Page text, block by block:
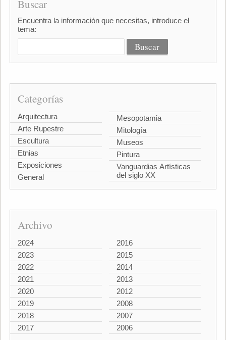
Buscar
Encuentra la información que necesitas, introduce el
tema:
Categorías
Arquitectura
Arte Rupestre
Escultura
Etnias
Exposiciones
General
Mesopotamia
Mitología
Museos
Pintura
Vanguardias Artísticas
del siglo XX
Archivo
2024
2023
2022
2021
2020
2019
2018
2017
2016
2015
2014
2013
2012
2008
2007
2006